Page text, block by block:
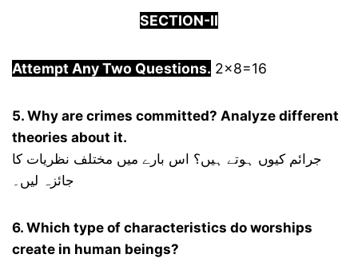
SECTION-II
Attempt Any Two Questions. 2×8=16
5. Why are crimes committed? Analyze different
theories about it.
جرائم کیوں ہوتے ہیں؟ اس بارے میں مختلف نظریات کا
جائزہ لیں۔
6. Which type of characteristics do worships
create in human beings?